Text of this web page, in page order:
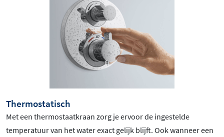
Thermostatisch
Met een thermostaatkraan zorg je ervoor de ingestelde
temperatuur van het water exact gelijk blijft. Ook wanneer een